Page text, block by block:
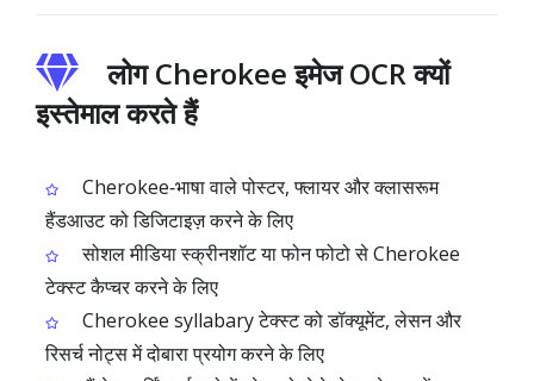
लोग Cherokee इमेज OCR क्यों
इस्तेमाल करते हैं
Cherokee‑भाषा वाले पोस्टर, फ्लायर और क्लासरूम
हैंडआउट को डिजिटाइज़ करने के लिए
सोशल मीडिया स्क्रीनशॉट या फोन फोटो से Cherokee
टेक्स्ट कैप्चर करने के लिए
Cherokee syllabary टेक्स्ट को डॉक्यूमेंट, लेसन और
रिसर्च नोट्स में दोबारा प्रयोग करने के लिए